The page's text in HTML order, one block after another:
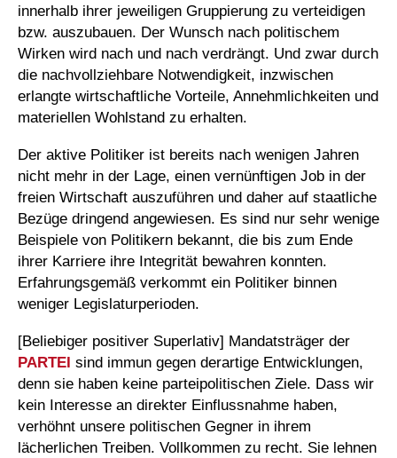
innerhalb ihrer jeweiligen Gruppierung zu verteidigen
bzw. auszubauen. Der Wunsch nach politischem
Wirken wird nach und nach verdrängt. Und zwar durch
die nachvollziehbare Notwendigkeit, inzwischen
erlangte wirtschaftliche Vorteile, Annehmlichkeiten und
materiellen Wohlstand zu erhalten.
Der aktive Politiker ist bereits nach wenigen Jahren
nicht mehr in der Lage, einen vernünftigen Job in der
freien Wirtschaft auszuführen und daher auf staatliche
Bezüge dringend angewiesen. Es sind nur sehr wenige
Beispiele von Politikern bekannt, die bis zum Ende
ihrer Karriere ihre Integrität bewahren konnten.
Erfahrungsgemäß verkommt ein Politiker binnen
weniger Legislaturperioden.
[Beliebiger positiver Superlativ] Mandatsträger der
PARTEI sind immun gegen derartige Entwicklungen,
denn sie haben keine parteipolitischen Ziele. Dass wir
kein Interesse an direkter Einflussnahme haben,
verhöhnt unsere politischen Gegner in ihrem
lächerlichen Treiben. Vollkommen zu recht. Sie lehnen